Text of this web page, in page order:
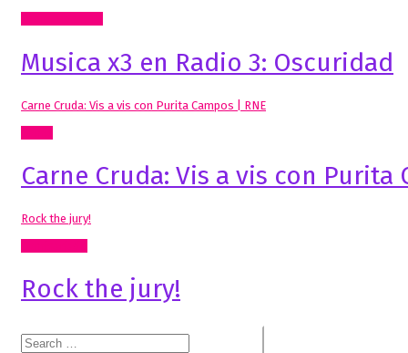
Musica x3 en Radio 3: Oscuridad
Carne Cruda: Vis a vis con Purita Campos | RNE
Carne Cruda: Vis a vis con Purita
Rock the jury!
Rock the jury!
Search
for: